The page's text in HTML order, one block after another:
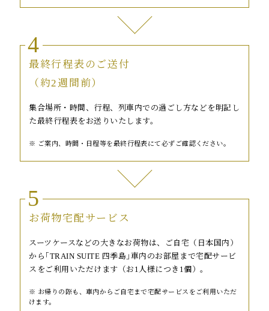
4
最終行程表のご送付
（約2週間前）
集合場所・時間、行程、列車内での過ごし方などを明記し
た最終行程表をお送りいたします。
ご案内、時間・日程等を最終行程表にて必ずご確認ください。
5
お荷物宅配サービス
スーツケースなどの大きなお荷物は、ご自宅（日本国内）
から｢TRAIN SUITE 四季島｣車内のお部屋まで宅配サービ
スをご利用いただけます（お1人様につき1個）。
お帰りの際も、車内からご自宅まで宅配サービスをご利用いただ
けます。